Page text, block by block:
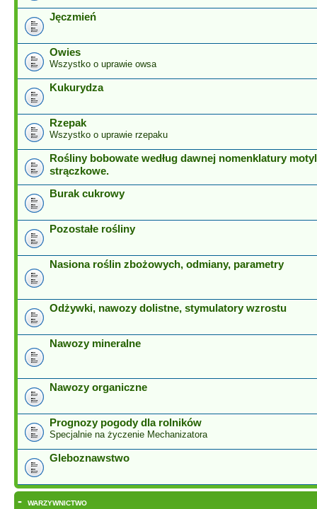
Jęczmień
Owies
Wszystko o uprawie owsa
Kukurydza
Rzepak
Wszystko o uprawie rzepaku
Rośliny bobowate według dawnej nomenklatury
strączkowe.
Burak cukrowy
Pozostałe rośliny
Nasiona roślin zbożowych, odmiany, parametry
Odżywki, nawozy dolistne, stymulatory wzrostu
Nawozy mineralne
Nawozy organiczne
Prognozy pogody dla rolników
Specjalnie na życzenie Mechanizatora
Gleboznawstwo
- WARZYWNICTWO